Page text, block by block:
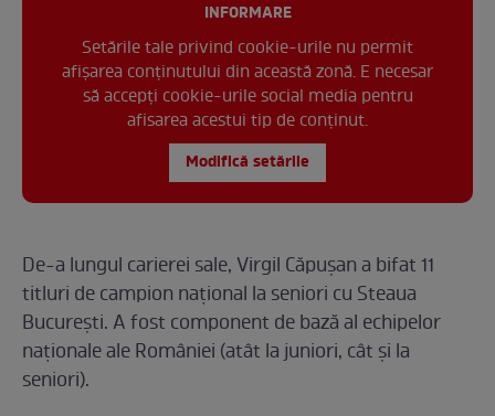
INFORMARE
Setările tale privind cookie-urile nu permit
afișarea conținutului din această zonă. E necesar
să accepți cookie-urile social media pentru
afisarea acestui tip de conținut.
Modifică setările
De-a lungul carierei sale, Virgil Căpuşan a bifat 11
titluri de campion național la seniori cu Steaua
București. A fost component de bază al echipelor
naționale ale României (atât la juniori, cât și la
seniori).